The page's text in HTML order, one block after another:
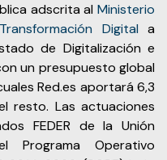
adscrita alMinisterio
Digital a
de Digitalización e
un presupuesto global
Red.es aportará 6,3
resto. Las actuaciones
FEDER de la Unión
Operativo